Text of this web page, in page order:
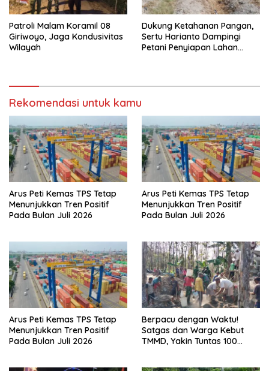
Patroli Malam Koramil 08
Giriwoyo, Jaga Kondusivitas
Wilayah
Dukung Ketahanan Pangan,
Sertu Harianto Dampingi
Petani Penyiapan Lahan
Rekomendasi untuk kamu
Arus Peti Kemas TPS Tetap
Menunjukkan Tren Positif
Pada Bulan Juli 2026
Arus Peti Kemas TPS Tetap
Menunjukkan Tren Positif
Pada Bulan Juli 2026
Arus Peti Kemas TPS Tetap
Menunjukkan Tren Positif
Pada Bulan Juli 2026
Berpacu dengan Waktu!
Satgas dan Warga Kebut
TMMD, Yakin Tuntas 100